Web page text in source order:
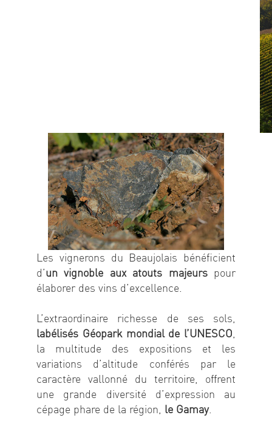
Les vignerons du Beaujolais bénéficient
d’un vignoble aux atouts majeurspour
élaborer des vins d’excellence.
L’extraordinaire richesse de ses sols,
labélisés Géopark mondial de l’UNESCO,
la multitude des expositions et les
variations d’altitude conférés par le
caractère vallonné du territoire, offrent
une grande diversité d’expression au
cépage phare de la région, le Gamay.